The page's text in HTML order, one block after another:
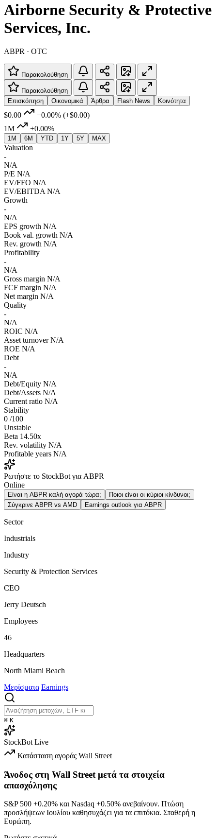
Airborne Security & Protective
Services, Inc.
ABPR · OTC
Παρακολούθηση
Παρακολούθηση
Επισκόπηση
Οικονομικά Άρθρα Flash News Κοινότητα
$0.00 +0.00% (+$0.00)
1M
+0.00%
1M 6M YTD 1Y 5Y MAX
Valuation
-
N/A
P/E N/A
EV/FFO N/A
EV/EBITDA N/A
Growth
-
N/A
EPS growth N/A
Book val. growth N/A
Rev. growth N/A
Profitability
-
N/A
Gross margin N/A
FCF margin N/A
Net margin N/A
Quality
-
N/A
ROIC N/A
Asset turnover N/A
ROE N/A
Debt
-
N/A
Debt/Equity N/A
Debt/Assets N/A
Current ratio N/A
Stability
0 /100
Unstable
Beta 14.50x
Rev. volatility N/A
Profitable years N/A
Ρωτήστε το StockBot για ABPR
Online
Είναι η ABPR καλή αγορά τώρα;
Ποιοι είναι οι κύριοι κίνδυνοι;
Σύγκρινε ABPR vs AMD
Earnings outlook για ABPR
Sector
Industrials
Industry
Security & Protection Services
CEO
Jerry Deutsch
Employees
46
Headquarters
North Miami Beach
Μερίσματα Earnings
⌘ K
StockBot Live
Κατάσταση αγοράς Wall Street
Άνοδος στη Wall Street μετά τα στοιχεία
απασχόλησης
S&P 500 +0.20% και Nasdaq +0.50% ανεβαίνουν. Πτώση
προσλήψεων Ιουλίου καθησυχάζει για τα επιτόκια. Σταθερή η
Ευρώπη.